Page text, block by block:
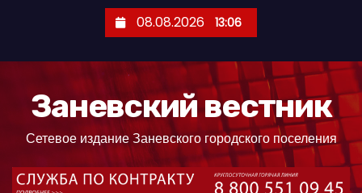
08.08.2026 13:06
Заневский вестник
Сетевое издание Заневского городского поселения